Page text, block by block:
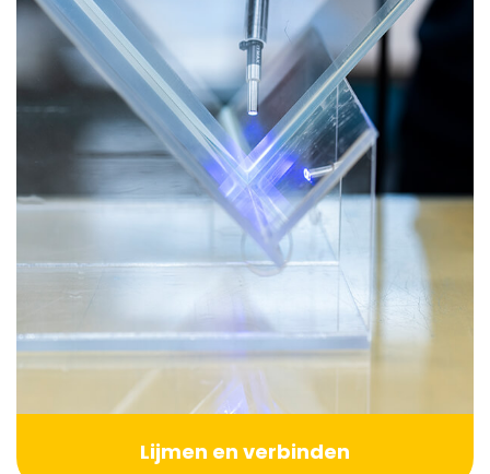
Lijmen en verbinden